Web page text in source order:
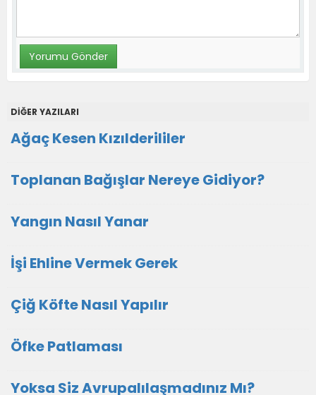
DİĞER YAZILARI
Ağaç Kesen Kızılderililer
Toplanan Bağışlar Nereye Gidiyor?
Yangın Nasıl Yanar
İşi Ehline Vermek Gerek
Çiğ Köfte Nasıl Yapılır
Öfke Patlaması
Yoksa Siz Avrupalılaşmadınız Mı?